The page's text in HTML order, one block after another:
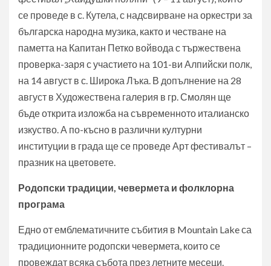
се проведе в с. Кутела, с надсвирване на оркестри за
българска народна музика, както и честване на
паметта на Капитан Петко войвода с тържествена
проверка-заря с участието на 101-ви Алпийски полк,
на 14 август в с. Широка Лъка. В допълнение на 28
август в Художествена галерия в гр. Смолян ще
бъде открита изложба на съвременното италианско
изкуство. А по-късно в различни културни
институции в града ще се проведе Арт фестивалът –
празник на цветовете.
Родопски традиции, чевермета и фолклорна
програма
Едно от емблематичните събития в Mountain Lake са
традиционните родопски чевермета, които се
провеждат всяка събота през летните месеци.